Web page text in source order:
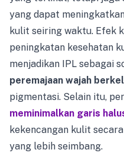
yang dapat
kulit seiring waktu. Efek
peningkatan kesehatan
menjadikan IPL sebagai
peremajaan wajah
pigmentasi. Selain itu,
meminimalkan garis
kekencangan kulit
yang lebih seimbang.